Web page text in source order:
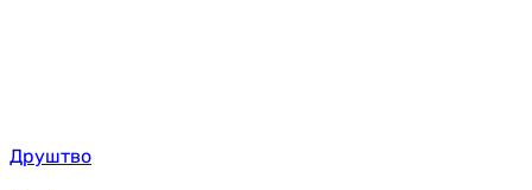
Друштво